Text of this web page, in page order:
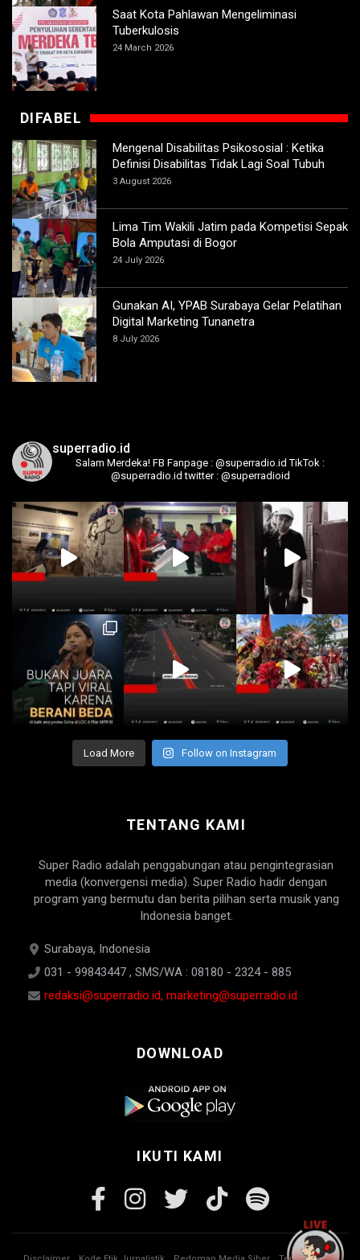
Saat Kota Pahlawan Mengeliminasi
Tuberkulosis
24 March 2026
DIFABEL
Mengenal Disabilitas Psikososial : Ketika
Definisi Disabilitas Tidak Lagi Soal Tubuh
3 August 2026
Lima Tim Wakili Jatim pada Kompetisi Sepak
Bola Amputasi di Bogor
24 July 2026
Gunakan AI, YPAB Surabaya Gelar Pelatihan
Digital Marketing Tunanetra
8 July 2026
superradio.id
Salam Merdeka! FB Fanpage : @superradio.id TikTok :
@superradio.id twitter : @superradioid
Load More Follow on Instagram
TENTANG KAMI
Super Radio adalah penggabungan atau pengintegrasian
media (konvergensi media). Super Radio hadir dengan
program yang bermutu dan berita pilihan serta musik yang
Indonesia banget.
Surabaya, Indonesia
031 - 99843447 , SMS/WA : 08180 - 2324 - 885
redaksi@superradio.id, marketing@superradio.id
DOWNLOAD
IKUTI KAMI